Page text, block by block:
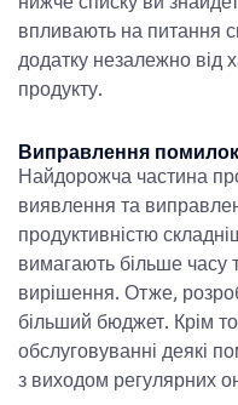
впливають на питання
додатку незалежно від
продукту.
Виправлення
Найдорожча частина
виявлення та
продуктивністю
вимагають більше часу
вирішення. Отже,
більший бюджет. Крім
обслуговуванні деякі
з виходом регулярних